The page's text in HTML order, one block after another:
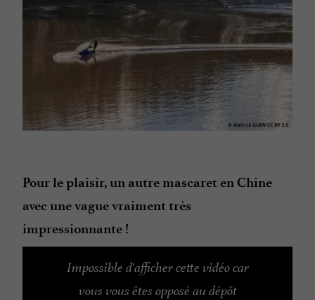
Pour le plaisir, un autre mascaret en Chine
avec une vague vraiment très
impressionnante !
Impossible d'afficher cette vidéo car
vous vous êtes opposé au dépôt